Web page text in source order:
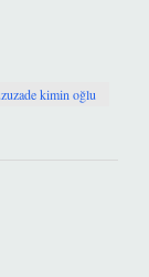
kimin oğlu